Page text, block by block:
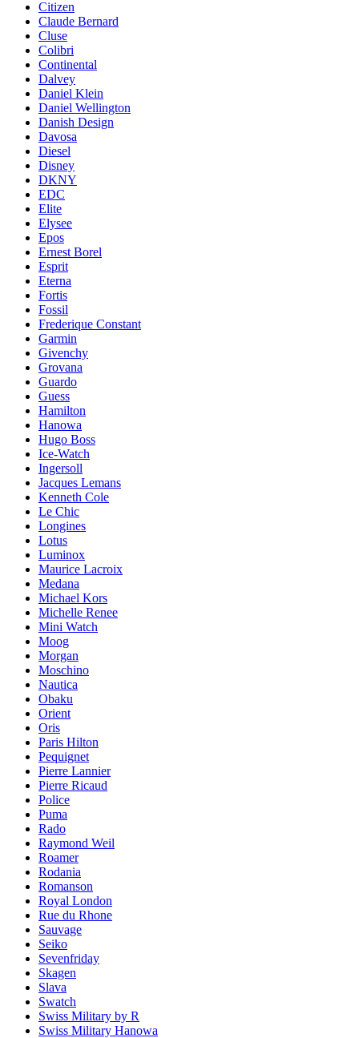
Citizen
Claude Bernard
Cluse
Colibri
Continental
Dalvey
Daniel Klein
Daniel Wellington
Danish Design
Davosa
Diesel
Disney
DKNY
EDC
Elite
Elysee
Epos
Ernest Borel
Esprit
Eterna
Fortis
Fossil
Frederique Constant
Garmin
Givenchy
Grovana
Guardo
Guess
Hamilton
Hanowa
Hugo Boss
Ice-Watch
Ingersoll
Jacques Lemans
Kenneth Cole
Le Chic
Longines
Lotus
Luminox
Maurice Lacroix
Medana
Michael Kors
Michelle Renee
Mini Watch
Moog
Morgan
Moschino
Nautica
Obaku
Orient
Oris
Paris Hilton
Pequignet
Pierre Lannier
Pierre Ricaud
Police
Puma
Rado
Raymond Weil
Roamer
Rodania
Romanson
Royal London
Rue du Rhone
Sauvage
Seiko
Sevenfriday
Skagen
Slava
Swatch
Swiss Military by R
Swiss Military Hanowa